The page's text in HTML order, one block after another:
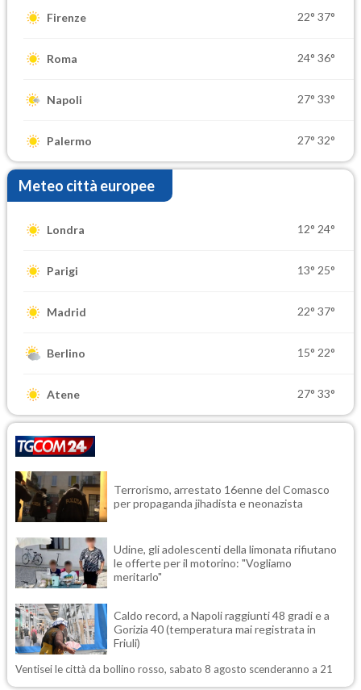
Firenze 22° 37°
Roma 24° 36°
Napoli 27° 33°
Palermo 27° 32°
Meteo città europee
Londra 12° 24°
Parigi 13° 25°
Madrid 22° 37°
Berlino 15° 22°
Atene 27° 33°
Terrorismo, arrestato 16enne del Comasco
per propaganda jihadista e neonazista
Udine, gli adolescenti della limonata rifiutano
le offerte per il motorino: "Vogliamo
meritarlo"
Caldo record, a Napoli raggiunti 48 gradi e a
Gorizia 40 (temperatura mai registrata in
Friuli)
Ventisei le città da bollino rosso, sabato 8 agosto scenderanno a 21